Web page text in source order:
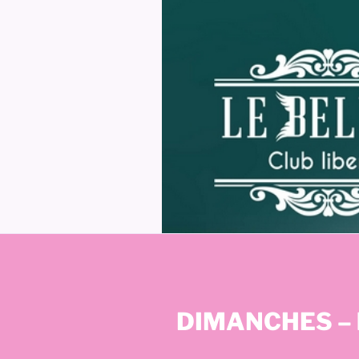
DIMANCHES –